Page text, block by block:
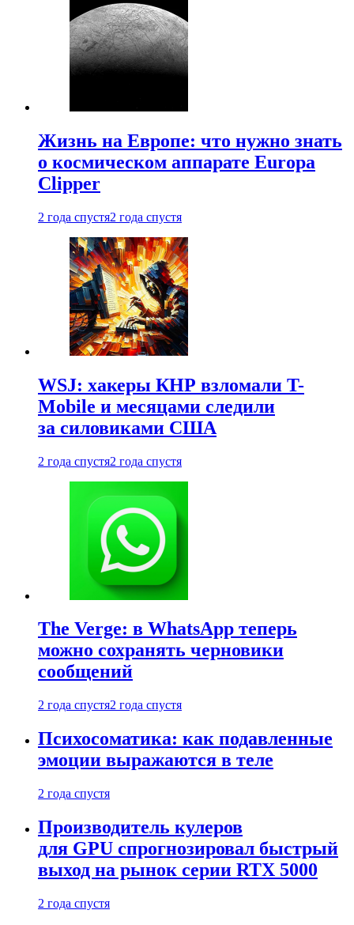
Жизнь на Европе: что нужно знать
о космическом аппарате Europa
Clipper
2 года спустя2 года спустя
WSJ: хакеры КНР взломали T-
Mobile и месяцами следили
за силовиками США
2 года спустя2 года спустя
The Verge: в WhatsApp теперь
можно сохранять черновики
сообщений
2 года спустя2 года спустя
Психосоматика: как подавленные
эмоции выражаются в теле
2 года спустя
Производитель кулеров
для GPU спрогнозировал быстрый
выход на рынок серии RTX 5000
2 года спустя